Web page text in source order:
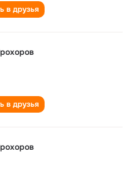
в друзья
в друзья